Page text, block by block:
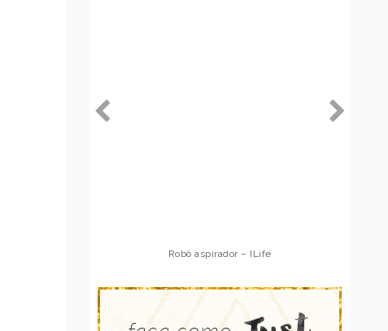
Robô aspirador – ILife